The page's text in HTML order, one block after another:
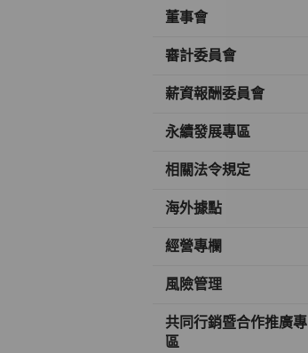
董事會
審計委員會
薪資報酬委員會
永續發展專區
相關法令規定
海外據點
經營專欄
風險管理
共同行銷暨合作推廣專
區